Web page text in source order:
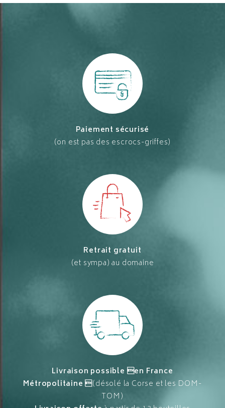
Paiement sécurisé
(on est pas des escrocs-griffes)
Retrait gratuit
(et sympa) au domaine
Livraison possible en France
Métropolitaine (désolé la Corse et les DOM-
TOM)